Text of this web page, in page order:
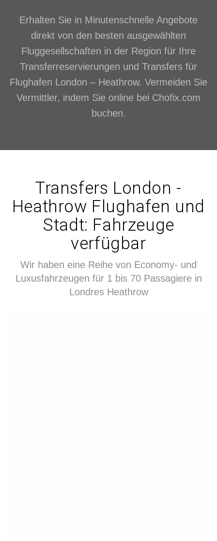
Erhalten Sie in Minutenschnelle Angebote
direkt von den besten ausgewählten
Fluggesellschaften in der Region für Ihre
Transferreservierungen und Transfers für
Flughafen London – Heathrow. Vermeiden Sie
Vermittler, indem Sie online bei Chofix.com
buchen.
Transfers London -
Heathrow Flughafen und
Stadt: Fahrzeuge
verfügbar
Wir haben eine Reihe von Economy- und
Luxusfahrzeugen für 1 bis 70 Passagiere in
Londres Heathrow